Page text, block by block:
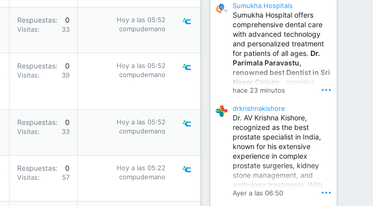
Respuestas 0
Visitas 33
Hoy a las 05:52
compudemano
Respuestas 0
Visitas 39
Hoy a las 05:52
compudemano
Respuestas 0
Visitas 33
Hoy a las 05:52
compudemano
Respuestas 0
Visitas 57
Hoy a las 05:22
compudemano
Sumukha Hospitals
Sumukha Hospital offers
comprehensive dental care
with advanced technology
and personalized treatment
for patients of all ages. Dr.
Parimala Paravastu,
renowned best Dentist in Sri
Nagar Colony , provides
expert care for tooth pain,
treatment, dental implants,
smile designing, cosmetic
dentistry.
Sumukha Hospital | Ear, Nose & Throat, Dental & Maxillofacial Surgery Center
www.sumukhahospitals.co
m
hace 23 minutos •••
drkrishnakishore
Dr. AV Krishna Kishore,
recognized as the best
prostate specialist in India,
known for his extensive
experience in complex
prostate surgeries, kidney
stone management, and
andrology treatments. With
years of surgical practice and
Ayer a las 06:50 •••